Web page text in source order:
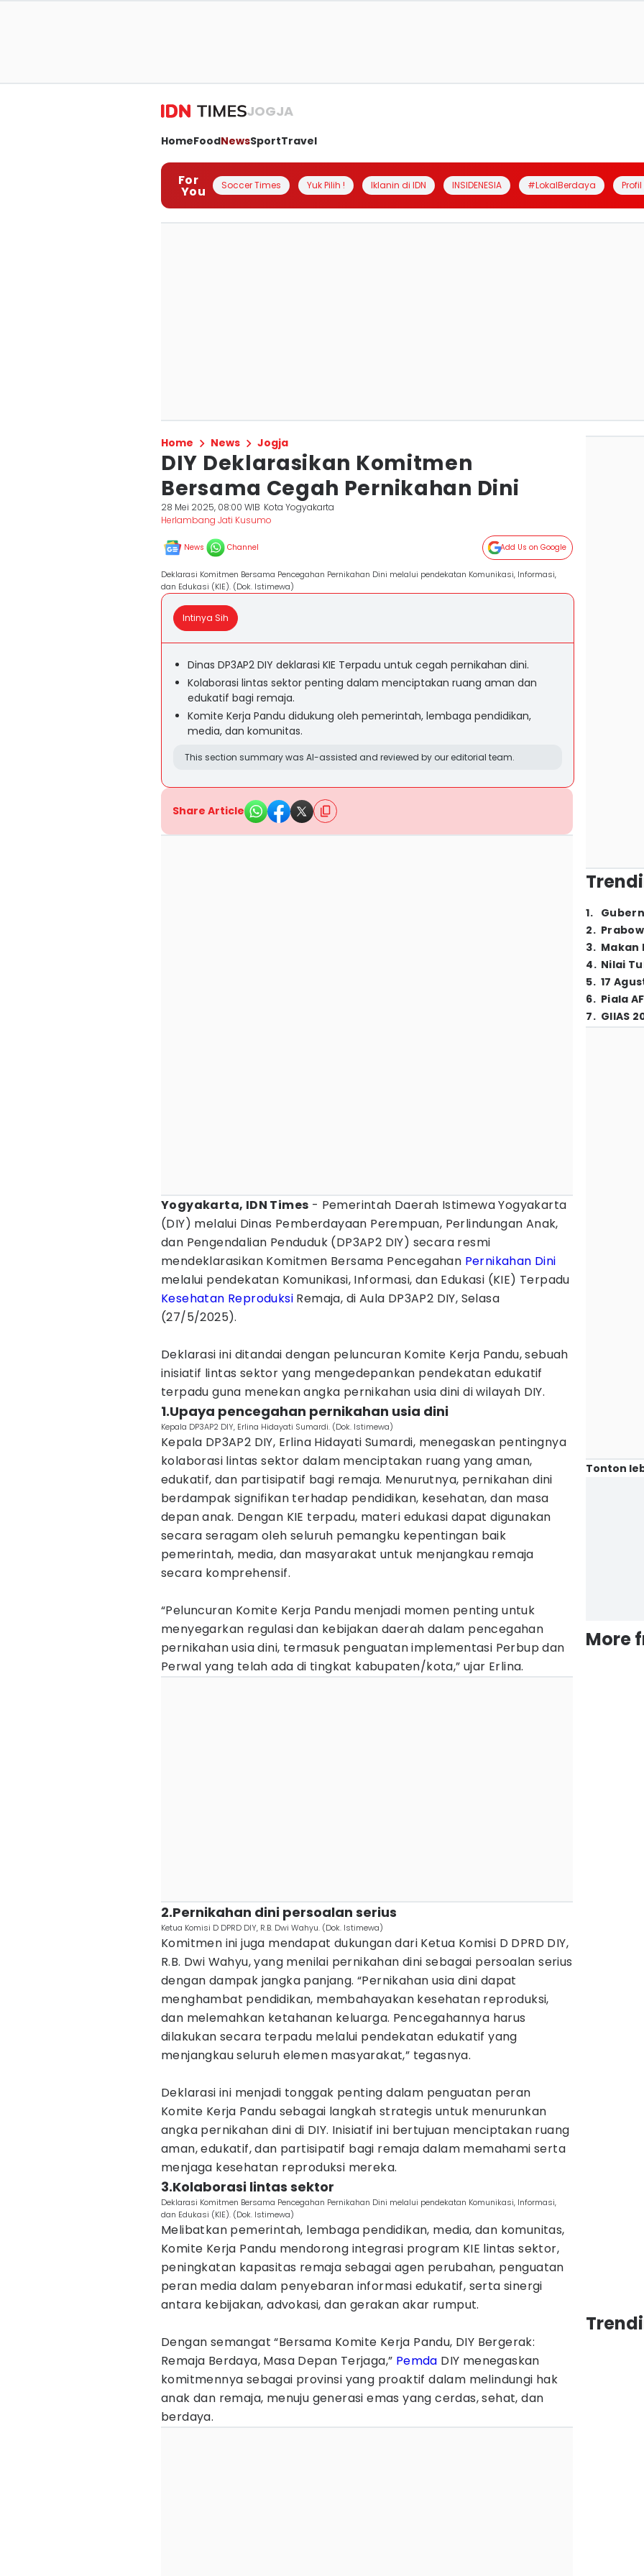
JOGJA
HomeFoodNewsSportTravel
For
You Soccer Times Yuk Pilih ! Iklanin di IDN INSIDENESIA #LokalBerdaya
Home News Jogja
DIY Deklarasikan Komitmen
Bersama Cegah Pernikahan Dini
28 Mei 2025, 08:00 WIB Kota Yogyakarta
Herlambang Jati Kusumo
News Channel Add Us on Google
Deklarasi Komitmen Bersama Pencegahan Pernikahan Dini melalui pendekatan Komunikasi, Informasi,
dan Edukasi (KIE). (Dok. Istimewa)
Intinya Sih
Dinas DP3AP2 DIY deklarasi KIE Terpadu untuk cegah pernikahan dini.
Kolaborasi lintas sektor penting dalam menciptakan ruang aman dan
edukatif bagi remaja.
Komite Kerja Pandu didukung oleh pemerintah, lembaga pendidikan,
media, dan komunitas.
This section summary was AI-assisted and reviewed by our editorial team.
Share Article
Yogyakarta, IDN Times - Pemerintah Daerah Istimewa Yogyakarta
(DIY) melalui Dinas Pemberdayaan Perempuan, Perlindungan Anak,
dan Pengendalian Penduduk (DP3AP2 DIY) secara resmi
mendeklarasikan Komitmen Bersama Pencegahan Pernikahan Dini
melalui pendekatan Komunikasi, Informasi, dan Edukasi (KIE) Terpadu
Kesehatan Reproduksi Remaja, di Aula DP3AP2 DIY, Selasa
(27/5/2025).
Deklarasi ini ditandai dengan peluncuran Komite Kerja Pandu, sebuah
inisiatif lintas sektor yang mengedepankan pendekatan edukatif
terpadu guna menekan angka pernikahan usia dini di wilayah DIY.
1.Upaya pencegahan pernikahan usia dini
Kepala DP3AP2 DIY, Erlina Hidayati Sumardi. (Dok. Istimewa)
Kepala DP3AP2 DIY, Erlina Hidayati Sumardi, menegaskan pentingnya
kolaborasi lintas sektor dalam menciptakan ruang yang aman,
edukatif, dan partisipatif bagi remaja. Menurutnya, pernikahan dini
berdampak signifikan terhadap pendidikan, kesehatan, dan masa
depan anak. Dengan KIE terpadu, materi edukasi dapat digunakan
secara seragam oleh seluruh pemangku kepentingan baik
pemerintah, media, dan masyarakat untuk menjangkau remaja
secara komprehensif.
“Peluncuran Komite Kerja Pandu menjadi momen penting untuk
menyegarkan regulasi dan kebijakan daerah dalam pencegahan
pernikahan usia dini, termasuk penguatan implementasi Perbup dan
Perwal yang telah ada di tingkat kabupaten/kota,” ujar Erlina.
2.Pernikahan dini persoalan serius
Ketua Komisi D DPRD DIY, R.B. Dwi Wahyu. (Dok. Istimewa)
Komitmen ini juga mendapat dukungan dari Ketua Komisi D DPRD DIY,
R.B. Dwi Wahyu, yang menilai pernikahan dini sebagai persoalan serius
dengan dampak jangka panjang. “Pernikahan usia dini dapat
menghambat pendidikan, membahayakan kesehatan reproduksi,
dan melemahkan ketahanan keluarga. Pencegahannya harus
dilakukan secara terpadu melalui pendekatan edukatif yang
menjangkau seluruh elemen masyarakat,” tegasnya.
Deklarasi ini menjadi tonggak penting dalam penguatan peran
Komite Kerja Pandu sebagai langkah strategis untuk menurunkan
angka pernikahan dini di DIY. Inisiatif ini bertujuan menciptakan ruang
aman, edukatif, dan partisipatif bagi remaja dalam memahami serta
menjaga kesehatan reproduksi mereka.
3.Kolaborasi lintas sektor
Deklarasi Komitmen Bersama Pencegahan Pernikahan Dini melalui pendekatan Komunikasi, Informasi,
dan Edukasi (KIE). (Dok. Istimewa)
Melibatkan pemerintah, lembaga pendidikan, media, dan komunitas,
Komite Kerja Pandu mendorong integrasi program KIE lintas sektor,
peningkatan kapasitas remaja sebagai agen perubahan, penguatan
peran media dalam penyebaran informasi edukatif, serta sinergi
antara kebijakan, advokasi, dan gerakan akar rumput.
Dengan semangat “Bersama Komite Kerja Pandu, DIY Bergerak:
Remaja Berdaya, Masa Depan Terjaga,” Pemda DIY menegaskan
komitmennya sebagai provinsi yang proaktif dalam melindungi hak
anak dan remaja, menuju generasi emas yang cerdas, sehat, dan
berdaya.
1.
2.
3. Makan
4. Nilai
5. 17
6. Piala
7. GIIAS
Tonton
More